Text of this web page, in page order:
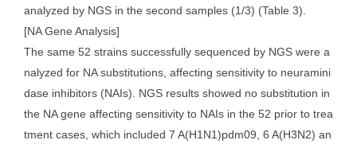
analyzed by NGS in the second samples (1/3) (Table 3).
[NA Gene Analysis]
The same 52 strains successfully sequenced by NGS were a
nalyzed for NA substitutions, affecting sensitivity to neuramini
dase inhibitors (NAIs). NGS results showed no substitution in
the NA gene affecting sensitivity to NAIs in the 52 prior to trea
tment cases, which included 7 A(H1N1)pdm09, 6 A(H3N2) an